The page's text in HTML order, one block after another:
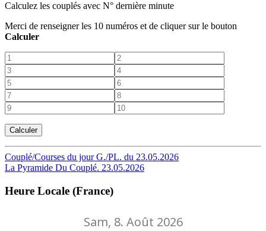
Calculez les couplés avec N° dernière minute
Merci de renseigner les 10 numéros et de cliquer sur le bouton
Calculer
Navigation
de
l’article
Couplé/Courses du jour G./PL. du 23.05.2026
La Pyramide Du Couplé. 23.05.2026
Heure Locale (France)